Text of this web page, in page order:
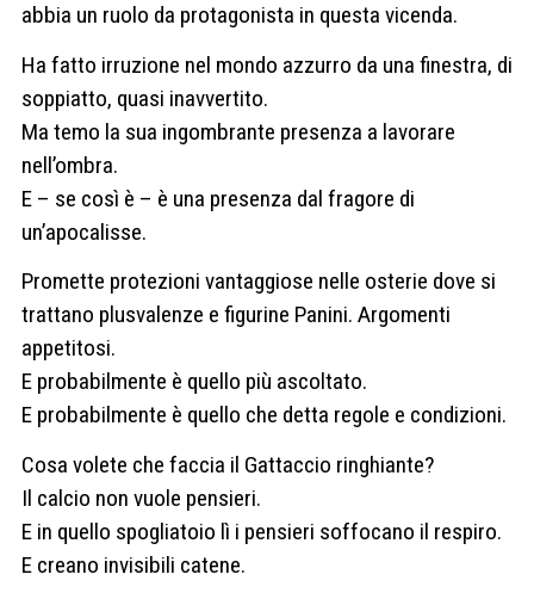
abbia un ruolo da protagonista in questa vicenda.
Ha fatto irruzione nel mondo azzurro da una finestra, di
soppiatto, quasi inavvertito.
Ma temo la sua ingombrante presenza a lavorare
nell’ombra.
E – se così è – è una presenza dal fragore di
un’apocalisse.
Promette protezioni vantaggiose nelle osterie dove si
trattano plusvalenze e figurine Panini. Argomenti
appetitosi.
E probabilmente è quello più ascoltato.
E probabilmente è quello che detta regole e condizioni.
Cosa volete che faccia il Gattaccio ringhiante?
Il calcio non vuole pensieri.
E in quello spogliatoio lì i pensieri soffocano il respiro.
E creano invisibili catene.